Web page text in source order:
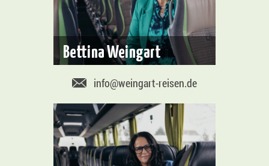
Bettina Weingart
info@weingart-reisen.de